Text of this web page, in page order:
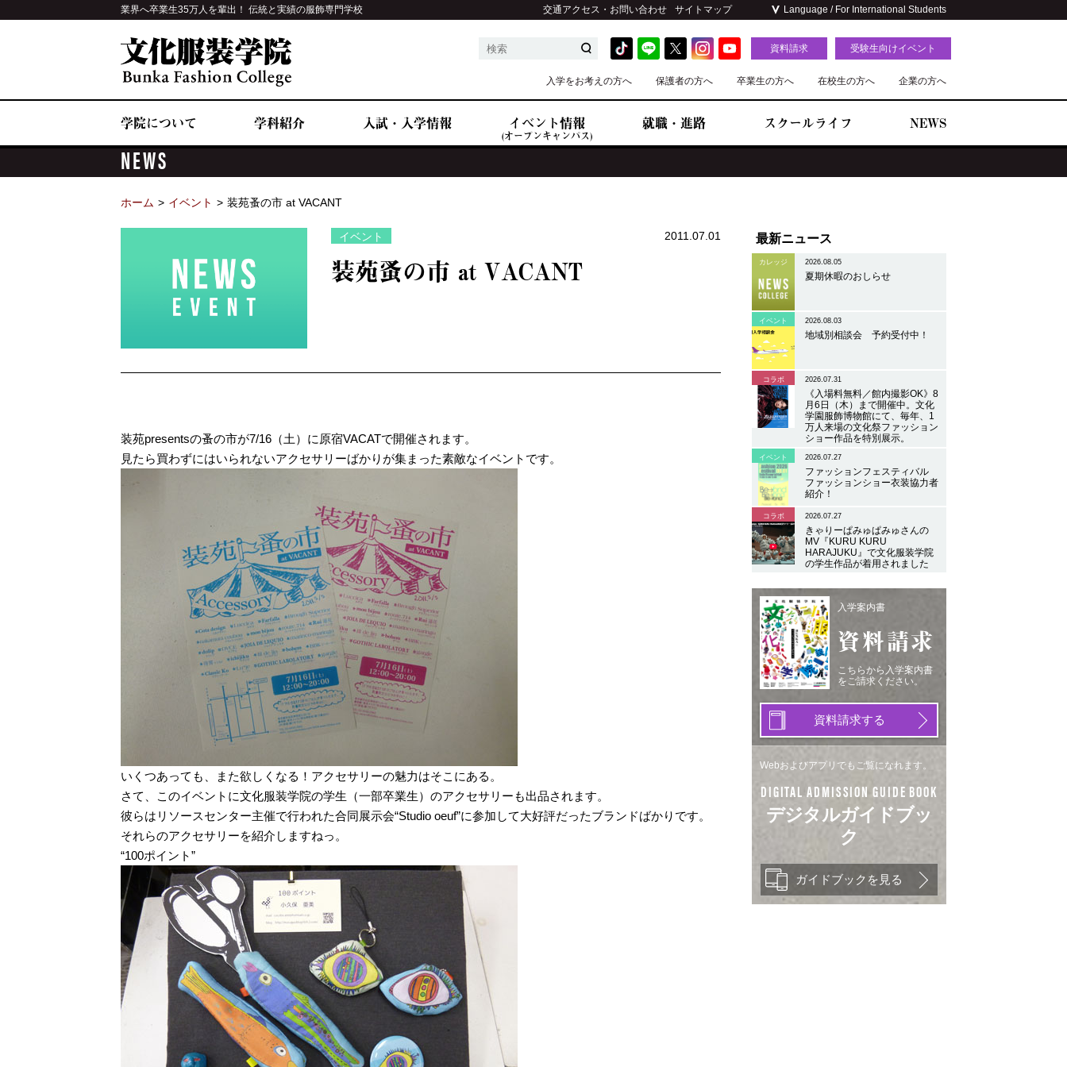
業界へ卒業生35万人を輩出！ 伝統と実績の服飾専門学校 交通アクセス・お問い合わせ サイトマップ Language / For International Students
資料請求 受験生向けイベント
学院について 学科紹介 入試・入学情報 イベント情報
(オープンキャンパス)
就職・進路 スクールライフ NEWS
入学をお考えの方へ 保護者の方へ 卒業生の方へ 在校生の方へ 企業の方へ
NEWS
ホーム イベント 装苑蚤の市 at VACANT
イベント 2011.07.01
装苑蚤の市 at VACANT
装苑presentsの蚤の市が7/16（土）に原宿VACATで開催されます。
見たら買わずにはいられないアクセサリーばかりが集まった素敵なイベントです。
いくつあっても、また欲しくなる！アクセサリーの魅力はそこにある。
さて、このイベントに文化服装学院の学生（一部卒業生）のアクセサリーも出品されます。
彼らはリソースセンター主催で行われた合同展示会“Studio oeuf”に参加して大好評だったブランドばかりです。
それらのアクセサリーを紹介しますねっ。
“100ポイント”
最新ニュース
カレッジ 2026.08.05
夏期休暇のおしらせ
イベント 2026.08.03
地域別相談会 予約受付中！
コラボ 2026.07.31
《入場料無料／館内撮影OK》8
月6日（木）まで開催中。文化
学園服飾博物館にて、毎年、1
万人来場の文化祭ファッション
ショー作品を特別展示。
イベント 2026.07.27
ファッションフェスティバル
ファッションショー衣装協力者
紹介！
コラボ 2026.07.27
きゃりーぱみゅぱみゅさんの
MV『KURU KURU
HARAJUKU』で文化服装学院
の学生作品が着用されました
入学案内書
資料請求
こちらから入学案内書
をご請求ください。
資料請求する
Webおよびアプリでもご覧になれます。
DIGITAL ADMISSION GUIDE BOOK
デジタルガイドブッ
ク
ガイドブックを見る